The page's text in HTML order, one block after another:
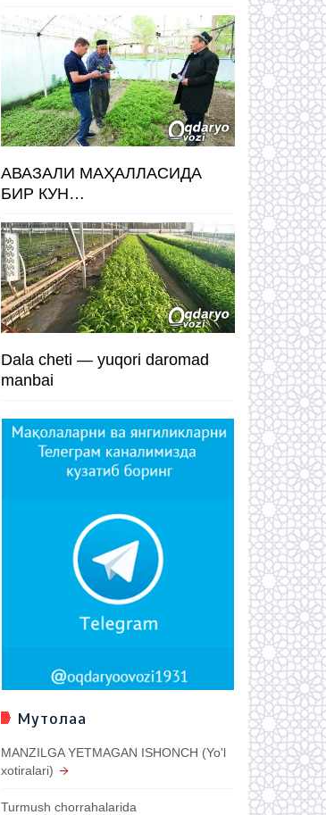
АВАЗАЛИ МАҲАЛЛАСИДА
БИР КУН…
Dala cheti — yuqori daromad
manbai
Мутолаа
MANZILGA YETMAGAN ISHONCH (Yo'l
xotiralari)
Turmush chorrahalarida